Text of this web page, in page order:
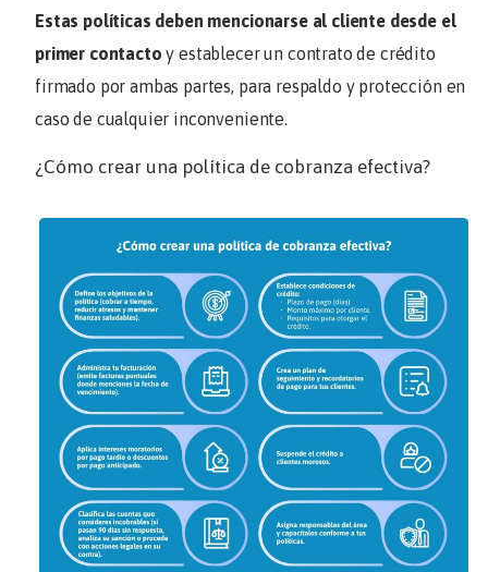
Estas políticas deben mencionarse al cliente desde el
primer contacto y establecer un contrato de crédito
firmado por ambas partes, para respaldo y protección en
caso de cualquier inconveniente.
¿Cómo crear una política de cobranza efectiva?